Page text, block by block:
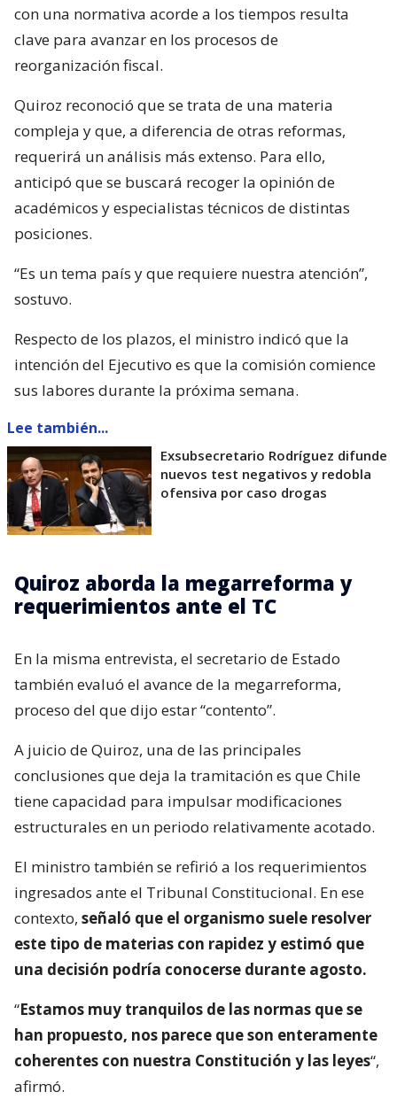
con una normativa acorde a los tiempos resulta
clave para avanzar en los procesos de
reorganización fiscal.
Quiroz reconoció que se trata de una materia
compleja y que, a diferencia de otras reformas,
requerirá un análisis más extenso. Para ello,
anticipó que se buscará recoger la opinión de
académicos y especialistas técnicos de distintas
posiciones.
“Es un tema país y que requiere nuestra atención”,
sostuvo.
Respecto de los plazos, el ministro indicó que la
intención del Ejecutivo es que la comisión comience
sus labores durante la próxima semana.
Lee también...
Exsubsecretario Rodríguez difunde
nuevos test negativos y redobla
ofensiva por caso drogas
Quiroz aborda la megarreforma y
requerimientos ante el TC
En la misma entrevista, el secretario de Estado
también evaluó el avance de la megarreforma,
proceso del que dijo estar “contento”.
A juicio de Quiroz, una de las principales
conclusiones que deja la tramitación es que Chile
tiene capacidad para impulsar modificaciones
estructurales en un periodo relativamente acotado.
El ministro también se refirió a los requerimientos
ingresados ante el Tribunal Constitucional. En ese
contexto, señaló que el organismo suele resolver
este tipo de materias con rapidez y estimó que
una decisión podría conocerse durante agosto.
“Estamos muy tranquilos de las normas que se
han propuesto, nos parece que son enteramente
coherentes con nuestra Constitución y las leyes“,
afirmó.